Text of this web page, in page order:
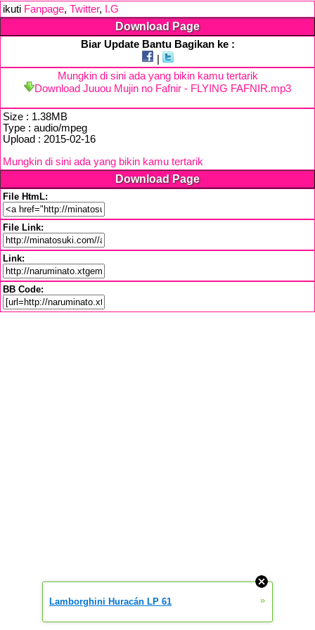
ikuti Fanpage, Twitter, I.G
Download Page
Biar Update Bantu Bagikan ke :
Mungkin di sini ada yang bikin kamu tertarik
Download Juuou Mujin no Fafnir - FLYING FAFNIR.mp3
Size : 1.38MB
Type : audio/mpeg
Upload : 2015-02-16
Mungkin di sini ada yang bikin kamu tertarik
Download Page
File HtmL:
File Link:
Link:
BB Code:
Lamborghini Huracán LP 61 »